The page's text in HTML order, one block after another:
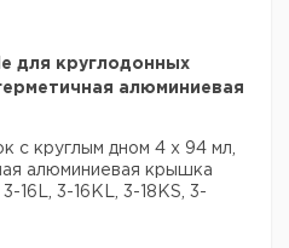
для круглодонных
алюминиевая
с круглым дном 4 х 94 мл,
алюминиевая крышка
3-16L, 3-16KL, 3-18KS, 3-